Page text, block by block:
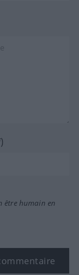
être humain en